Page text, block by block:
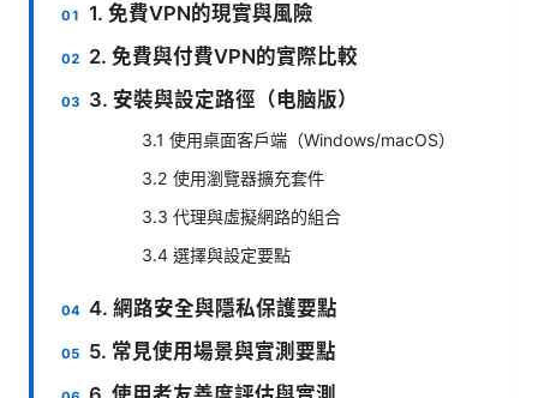
1. 免費VPN的現實與風險
2. 免費與付費VPN的實際比較
3. 安裝與設定路徑（电脑版）
3.1 使用桌面客戶端（Windows/macOS）
3.2 使用瀏覽器擴充套件
3.3 代理與虛擬網路的組合
3.4 選擇與設定要點
4. 網路安全與隱私保護要點
5. 常見使用場景與實測要點